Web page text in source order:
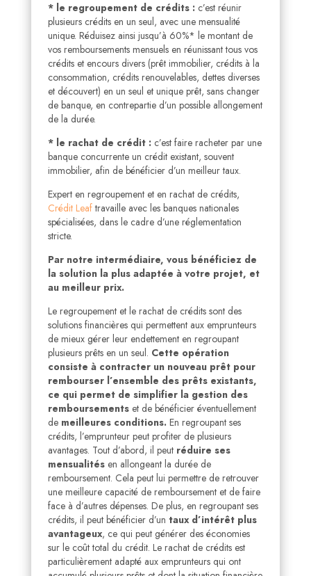
* le regroupement de crédits : c’est réunir
plusieurs crédits en un seul, avec une mensualité
unique. Réduisez ainsi jusqu’à 60%* le montant de
vos remboursements mensuels en réunissant tous vos
crédits et encours divers (prêt immobilier, crédits à la
consommation, crédits renouvelables, dettes diverses
et découvert) en un seul et unique prêt, sans changer
de banque, en contrepartie d’un possible allongement
de la durée.
* le rachat de crédit : c’est faire racheter par une
banque concurrente un crédit existant, souvent
immobilier, afin de bénéficier d’un meilleur taux.
Expert en regroupement et en rachat de crédits,
Crédit Leaftravaille avec les banques nationales
spécialisées, dans le cadre d’une réglementation
stricte.
Par notre intermédiaire, vous bénéficiez de
la solution la plus adaptée à votre projet, et
au meilleur prix.
Le regroupement et le rachat de crédits sont des
solutions financières qui permettent aux emprunteurs
de mieux gérer leur endettement en regroupant
plusieurs prêts en un seul. Cette opération
consiste à contracter un nouveau prêt pour
rembourser l’ensemble des prêts existants,
ce qui permet de simplifier la gestion des
remboursementset de bénéficier éventuellement
de meilleures conditions. En regroupant ses
crédits, l’emprunteur peut profiter de plusieurs
avantages. Tout d’abord, il peutréduire ses
mensualités en allongeant la durée de
remboursement. Cela peut lui permettre de retrouver
une meilleure capacité de remboursement et de faire
face à d’autres dépenses. De plus, en regroupant ses
crédits, il peut bénéficier d’un taux d’intérêt plus
avantageux, ce qui peut générer des économies
sur le coût total du crédit. Le rachat de crédits est
particulièrement adapté aux emprunteurs qui ont